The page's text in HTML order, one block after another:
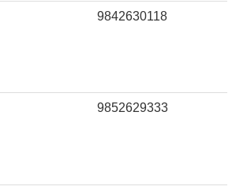
9842630118
9852629333